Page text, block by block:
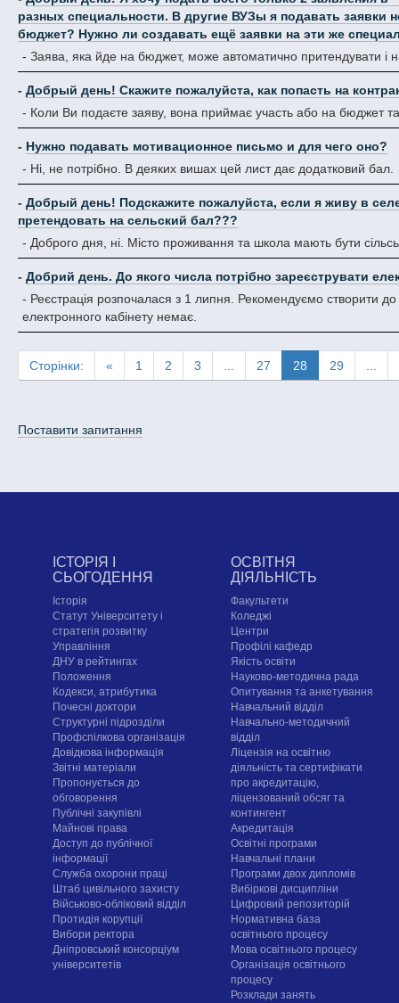
разных специальности. В другие ВУЗы я подавать заявки
бюджет? Нужно ли создавать ещё заявки на эти же
- Заява, яка йде на бюджет, може автоматично притендувати і
- Добрый день! Скажите пожалуйста, как попасть на
- Коли Ви подаєте заяву, вона приймає участь або на бюджет
- Нужно подавать мотивационное письмо и для чего оно?
- Ні, не потрібно. В деяких вишах цей лист дає додатковий бал.
- Добрый день! Подскажите пожалуйста, если я живу в
претендовать на сельский бал???
- Доброго дня, ні. Місто проживання та школа мають бути
- Добрий день. До якого числа потрібно зареєструвати
- Реєстрація розпочалася з 1 липня. Рекомендуємо створити до
електронного кабінету немає.
Сторінки: « 1 2 3 27 28 29
Поставити запитання
ІСТОРІЯ І
СЬОГОДЕННЯ
Історія
Статут Університету і
стратегія розвитку
Управління
ДНУ в рейтингах
Положення
Кодекси, атрибутика
Почесні доктори
Структурні підрозділи
Профспілкова організація
Довідкова інформація
Звітні матеріали
Пропонується до
обговорення
Публічні закупівлі
Майнові права
Доступ до публічної
інформації
Служба охорони праці
Штаб цивільного захисту
Військово-обліковий відділ
Протидія корупції
Вибори ректора
Дніпровський консорціум
університетів
ОСВІТНЯ
ДІЯЛЬНІСТЬ
Факультети
Коледжі
Центри
Профілі кафедр
Якість освіти
Науково-методична рада
Опитування та анкетування
Навчальний відділ
Навчально-методичний
відділ
Ліцензія на освітню
діяльність та сертифікати
про акредитацію,
ліцензований обсяг та
контингент
Акредитація
Освітні програми
Навчальні плани
Програми двох дипломів
Вибіркові дисципліни
Цифровий репозиторій
Нормативна база
освітнього процесу
Мова освітнього процесу
Організація освітнього
процесу
Розклади занять